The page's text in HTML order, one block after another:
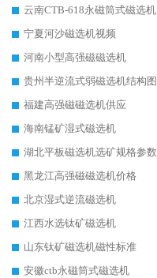
云南CTB-618永磁筒式磁选机
宁夏河沙磁选机视频
河南小型高强磁磁选机
贵州半逆流式弱磁选机结构图
福建高强磁磁选机供应
海南锰矿湿式磁选机
湖北平板磁选机选矿规格参数
黑龙江高强磁磁选机价格
北京湿式逆流磁选机
江西水选钛矿磁选机
山东钛矿磁选机磁性标准
安徽ctb永磁筒式磁选机